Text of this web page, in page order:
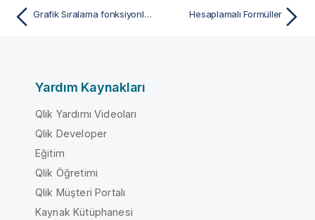
Grafik Sıralama fonksiyonlarına örnekler Hesaplamalı Formüller
Yardım Kaynakları
Qlik Yardımı Videoları
Qlik Developer
Eğitim
Qlik Öğretimi
Qlik Müşteri Portalı
Kaynak Kütüphanesi